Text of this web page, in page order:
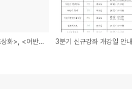
3분기 <인물초상화>, <어반스케치> 정원 마감 3분기 신규강좌 개강일 안내